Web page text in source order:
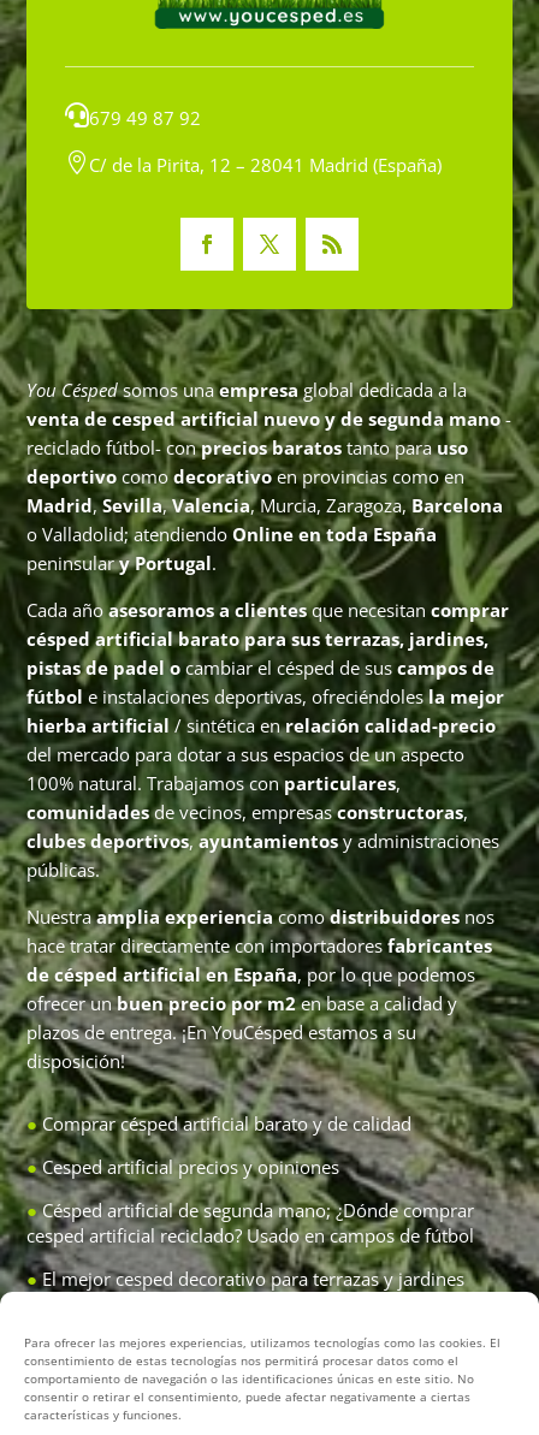
Para ofrecer las mejores experiencias, utilizamos tecnologías como las cookies. El
consentimiento de estas tecnologías nos permitirá procesar datos como el
comportamiento de navegación o las identificaciones únicas en este sitio. No
consentir o retirar el consentimiento, puede afectar negativamente a ciertas
características y funciones.
679 49 87 92
 C/ de la Pirita, 12 – 28041 Madrid (España)
You Céspedsomos unaempresaglobal dedicada a la
venta de cesped artificial nuevo y de segunda mano-
reciclado fútbol- conprecios baratostanto parauso
deportivo comodecorativoen provincias como en
Madrid,Sevilla,Valencia, Murcia, Zaragoza,Barcelona
o Valladolid; atendiendoOnline en toda España
peninsulary Portugal.
Cada añoasesoramos a clientesque necesitancomprar
césped artificial barato para sus terrazas, jardines,
pistas de padel ocambiar el césped de suscampos de
fútbol e instalaciones deportivas, ofreciéndolesla mejor
hierba artificial/ sintética enrelación calidad-precio
del mercado para dotar a sus espacios de un aspecto
100% natural. Trabajamos conparticulares,
comunidadesde vecinos, empresasconstructoras,
clubes deportivos,ayuntamientosy administraciones
públicas.
Nuestraamplia experienciacomodistribuidoresnos
hace tratar directamente con importadoresfabricantes
de césped artificial en España, por lo que podemos
ofrecer unbuen precio por m2en base a calidad y
plazos de entrega. ¡En YouCésped estamos a su
disposición!
● Comprar césped artificial baratoy de calidad
●Cesped artificial precios y opiniones
●Césped artificial de segunda mano;¿Dónde comprar
cesped artificial reciclado?Usado en campos de fútbol
● El mejor cesped decorativo para terrazas y jardines
(servicio integral)
● Sustitución cesped pistas de pádel(cambio antiguo por
nuevo)